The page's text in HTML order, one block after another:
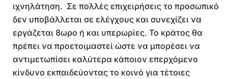
ιχνηλάτηση. Σε πολλές επιχειρήσεις το προσωπικό
δεν υποβάλλεται σε ελέγχους και συνεχίζει να
εργάζεται 8ωρο ή και υπερωρίες. Το κράτος θα
πρέπει να προετοιμαστεί ώστε να μπορέσει να
αντιμετωπίσει καλύτερα κάποιον επερχόμενο
κίνδυνο εκπαιδεύοντας το κοινό για τέτοιες